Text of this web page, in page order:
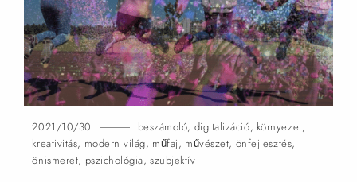
2021/10/30 beszámoló, digitalizáció, környezet,
kreativitás, modern világ, műfaj, művészet, önfejlesztés,
önismeret, pszichológia,szubjektív